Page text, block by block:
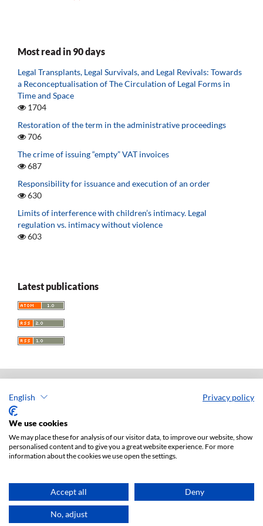
English Privacy policy
We use cookies
We may place these for analysis of our visitor data, to improve our website, show
personalised content and to give you a great website experience. For more
information about the cookies we use open the settings.
Accept all Deny
No, adjust
Most read in 90 days
Legal Transplants, Legal Survivals, and Legal Revivals: Towards
a Reconceptualisation of The Circulation of Legal Forms in
Time and Space
1704
Restoration of the term in the administrative proceedings
706
The crime of issuing “empty” VAT invoices
687
Responsibility for issuance and execution of an order
630
Limits of interference with children’s intimacy. Legal
regulation vs. intimacy without violence
603
Latest publications
Acta Universitatis Lodziensis. Folia Iuridica
ISSN: 0208-6069
Publisher: Lodz University Press (website)
Publisher's office:
Accesibility declaration